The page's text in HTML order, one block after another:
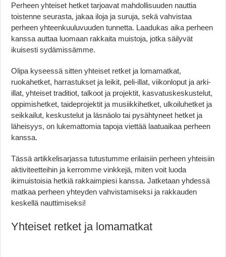
Perheen yhteiset hetket tarjoavat mahdollisuuden nauttia
toistenne seurasta, jakaa iloja ja suruja, sekä vahvistaa
perheen yhteenkuuluvuuden tunnetta. Laadukas aika perheen
kanssa auttaa luomaan rakkaita muistoja, jotka säilyvät
ikuisesti sydämissämme.
Olipa kyseessä sitten yhteiset retket ja lomamatkat,
ruokahetket, harrastukset ja leikit, peli-illat, viikonloput ja arki-
illat, yhteiset traditiot, talkoot ja projektit, kasvatuskeskustelut,
oppimishetket, taideprojektit ja musiikkihetket, ulkoiluhetket ja
seikkailut, keskustelut ja läsnäolo tai pysähtyneet hetket ja
läheisyys, on lukemattomia tapoja viettää laatuaikaa perheen
kanssa.
Tässä artikkelisarjassa tutustumme erilaisiin perheen yhteisiin
aktiviteetteihin ja kerromme vinkkejä, miten voit luoda
ikimuistoisia hetkiä rakkaimpiesi kanssa. Jatketaan yhdessä
matkaa perheen yhteyden vahvistamiseksi ja rakkauden
keskellä nauttimiseksi!
Yhteiset retket ja lomamatkat